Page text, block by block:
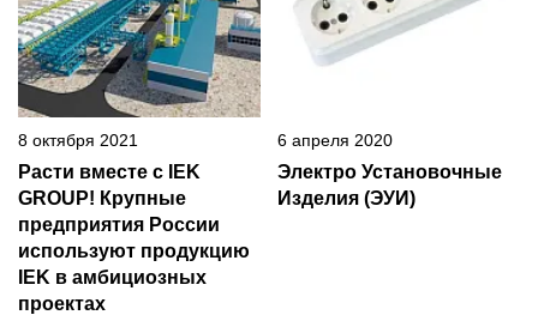
8 октября 2021
Расти вместе с IEK
GROUP! Крупные
предприятия России
используют продукцию
IEK в амбициозных
проектах
6 апреля 2020
Электро Установочные
Изделия (ЭУИ)